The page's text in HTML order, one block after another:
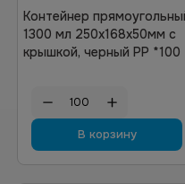
Контейнер
1300 мл 250х168х50мм с
крышкой, черный РР *100
В корзину